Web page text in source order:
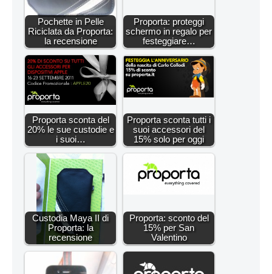
Pochette in Pelle
Riciclata da Proporta:
la recensione
Proporta: proteggi
schermo in regalo per
festeggiare…
Proporta sconta del
20% le sue custodie e
i suoi…
Proporta sconta tutti i
suoi accessori del
15% solo per oggi
Custodia Maya II di
Proporta: la
recensione
Proporta: sconto del
15% per San
Valentino